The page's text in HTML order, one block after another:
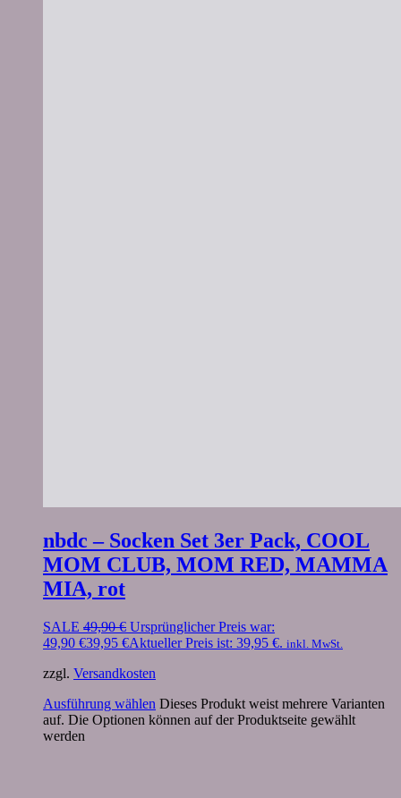
nbdc – Socken Set 3er Pack, COOL
MOM CLUB, MOM RED, MAMMA
MIA, rot
SALE 49,90€ Ursprünglicher Preis war:
49,90 €39,95 €Aktueller Preis ist: 39,95 €. inkl. MwSt.
zzgl. Versandkosten
Ausführung wählen Dieses Produkt weist mehrere Varianten
auf. Die Optionen können auf der Produktseite gewählt
werden